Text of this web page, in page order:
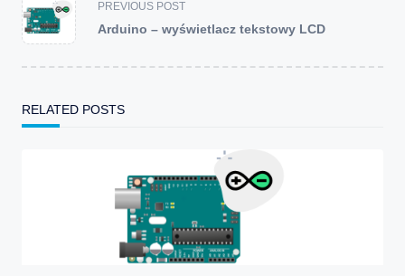
class="nav-
subtitle
PREVIOUS POST
Arduino – wyświetlacz tekstowy LCD
RELATED POSTS